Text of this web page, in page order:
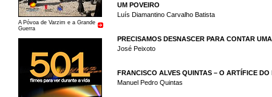
A Póvoa de Varzim e a Grande
Guerra
UM POVEIRO
Luís Diamantino Carvalho Batista
PRECISAMOS DESNASCER PARA CONTAR
José Peixoto
FRANCISCO ALVES QUINTAS – O ARTÍFICE DO
Manuel Pedro Quintas